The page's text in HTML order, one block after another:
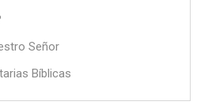
Señor
Bíblicas